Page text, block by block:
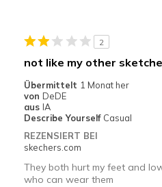
Geeignete Verwendung
Width
Sizing
Feels true
View On Shoes
2
not like my other
Übermittelt 1 Monat her
von DeDE
aus IA
Describe Yourself Casual
REZENSIERT BEI
skechers.com
They both hurt my feet and
who can wear them